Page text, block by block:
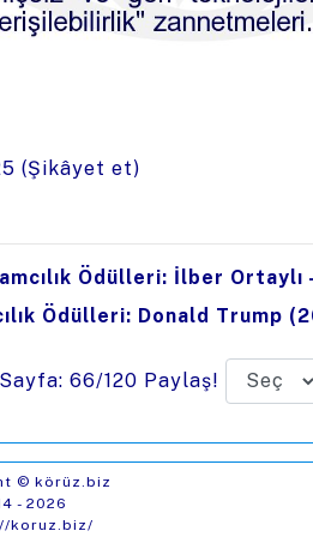
(Şikâyet et)
Ödülleri: İlber Ortaylı
Ödülleri: Donald Trump
Sayfa: 66/120 Paylaş!
© körüz.biz
- 2026
koruz.biz/